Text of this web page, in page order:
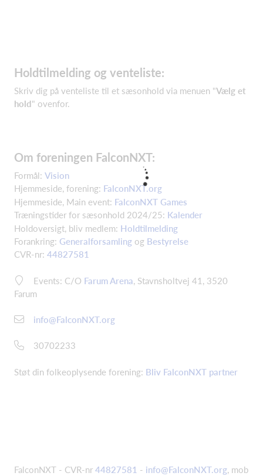
Holdtilmelding og venteliste:
Skriv dig på venteliste til et sæsonhold via menuen "Vælg et
hold" ovenfor.
Om foreningen FalconNXT:
Formål: Vision
Hjemmeside, forening: FalconNXT.org
Hjemmeside, Main event: FalconNXT Games
Træningstider for sæsonhold 2024/25: Kalender
Holdoversigt, bliv medlem: Holdtilmelding
Forankring: Generalforsamling og Bestyrelse
CVR-nr: 44827581
Events: C/O Farum Arena , Stavnsholtvej 41, 3520
Farum
info@FalconNXT.org
30702233
Støt din folkeoplysende forening: Bliv FalconNXT partner
FalconNXT - CVR-nr 44827581 - info@FalconNXT.org, mob